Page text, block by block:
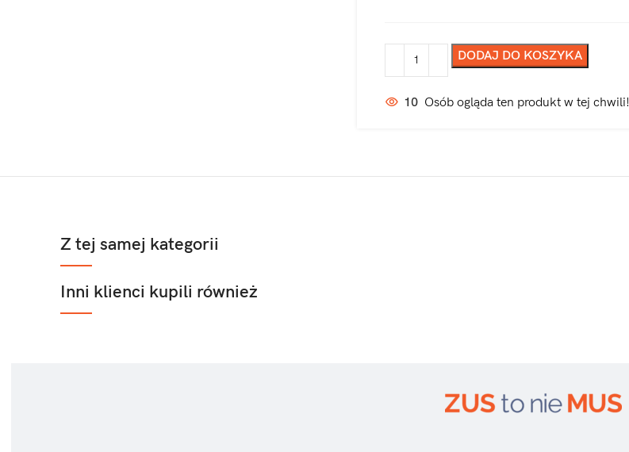
DODAJ DO KOSZYKA
10 Osób ogląda ten produkt w tej chwili!
Z tej samej kategorii
Inni klienci kupili również